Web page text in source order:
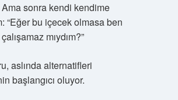
sonra kendi kendime
“Eğer bu içecek olmasa ben
mıydım?”
aslında alternatifleri
başlangıcı oluyor.